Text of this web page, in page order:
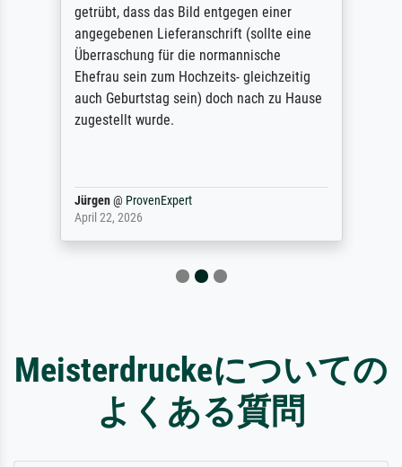
getrübt, dass das Bild entgegen einer
angegebenen Lieferanschrift (sollte eine
Überraschung für die normannische
Ehefrau sein zum Hochzeits- gleichzeitig
auch Geburtstag sein) doch nach zu Hause
zugestellt wurde.
Jürgen@ ProvenExpert
April 22, 2026
Meisterdruckeについての
よくある質問